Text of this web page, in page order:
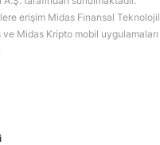
erişim Midas Finansal
Midas Kripto mobil